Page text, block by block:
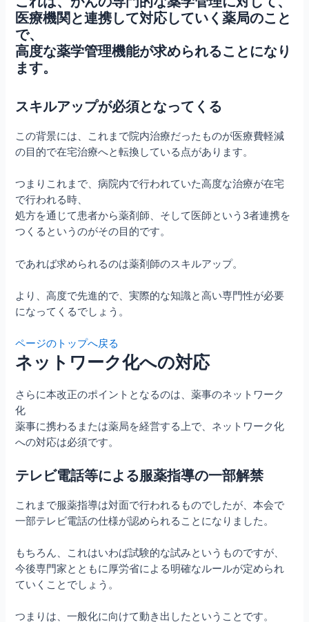
医療機関と連携して対応していく薬局のこと
で、
高度な薬学管理機能が求められることになり
ます。
スキルアップが必須となってくる
この背景には、これまで院内治療だったものが医療費軽減
の目的で在宅治療へと転換している点があります。
つまりこれまで、病院内で行われていた高度な治療が在宅
で行われる時、
処方を通じて患者から薬剤師、そして医師という3者連携を
つくるというのがその目的です。
であれば求められるのは薬剤師のスキルアップ。
より、高度で先進的で、実際的な知識と高い専門性が必要
になってくるでしょう。
ページのトップへ戻る
ネットワーク化への対応
さらに本改正のポイントとなるのは、薬事のネットワーク
化
薬事に携わるまたは薬局を経営する上で、ネットワーク化
への対応は必須です。
テレビ電話等による服薬指導の一部解禁
これまで服薬指導は対面で行われるものでしたが、本会で
一部テレビ電話の仕様が認められることになりました。
もちろん、これはいわば試験的な試みというものですが、
今後専門家とともに厚労省による明確なルールが定められ
ていくことでしょう。
つまりは、一般化に向けて動き出したということです。